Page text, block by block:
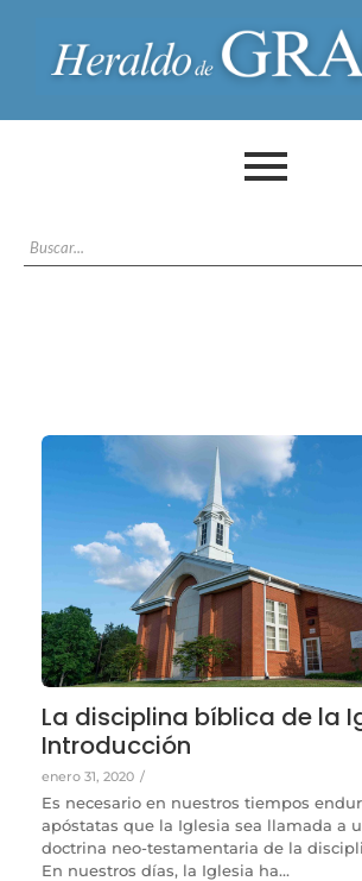
La disciplina bíblica de la
Introducción
enero 31, 2020 /
Es necesario en nuestros tiempos
apóstatas que la Iglesia sea llamada a
doctrina neo-testamentaria de la
En nuestros días, la Iglesia ha...